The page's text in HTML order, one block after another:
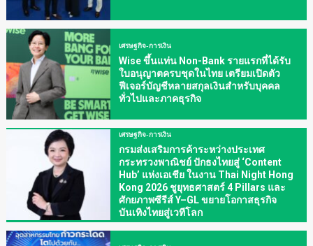
เศรษฐกิจ-การเงิน
Wise ขึ้นแท่น Non-Bank รายแรกที่ได้รับ
ใบอนุญาตครบชุดในไทย เตรียมเปิดตัว
ฟีเจอร์บัญชีหลายสกุลเงินสำหรับบุคคล
ทั่วไปและภาคธุรกิจ
เศรษฐกิจ-การเงิน
กรมส่งเสริมการค้าระหว่างประเทศ
กระทรวงพาณิชย์ ปักธงไทยสู่ ‘Content
Hub’ แห่งเอเชีย ในงาน Thai Night Hong
Kong 2026 ชูยุทธศาสตร์ 4 Pillars และ
ศักยภาพซีรีส์ Y–GL ขยายโอกาสธุรกิจ
บันเทิงไทยสู่เวทีโลก